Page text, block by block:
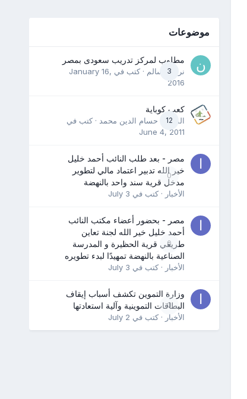
موضوعات
3
مطلوب لمركز تدريب سعودى بمصر
نرمين سالم · كتب في January 16,
2016
12
كعب كوباية
المدرب حسام الدين محمد · كتب في
June 4, 2011
0
مصر - بعد طلب النائب أحمد خليل
خير الله تدبير اعتماد مالي لتطوير
مدخل قرية سند واحد بالنهضة
الأخبار · كتب في July 3
0
مصر - بحضور أعضاء مكتب النائب
أحمد خليل خير الله لجنة تعاين
طريقي قرية الحظيرة و المدرسة
الصناعية بالنهضة تمهيدًا لبدء تطويره
الأخبار · كتب في July 3
0
وزارة التموين تكشف أسباب إيقاف
البطاقات التموينية وآلية استعادتها
الأخبار · كتب في July 2